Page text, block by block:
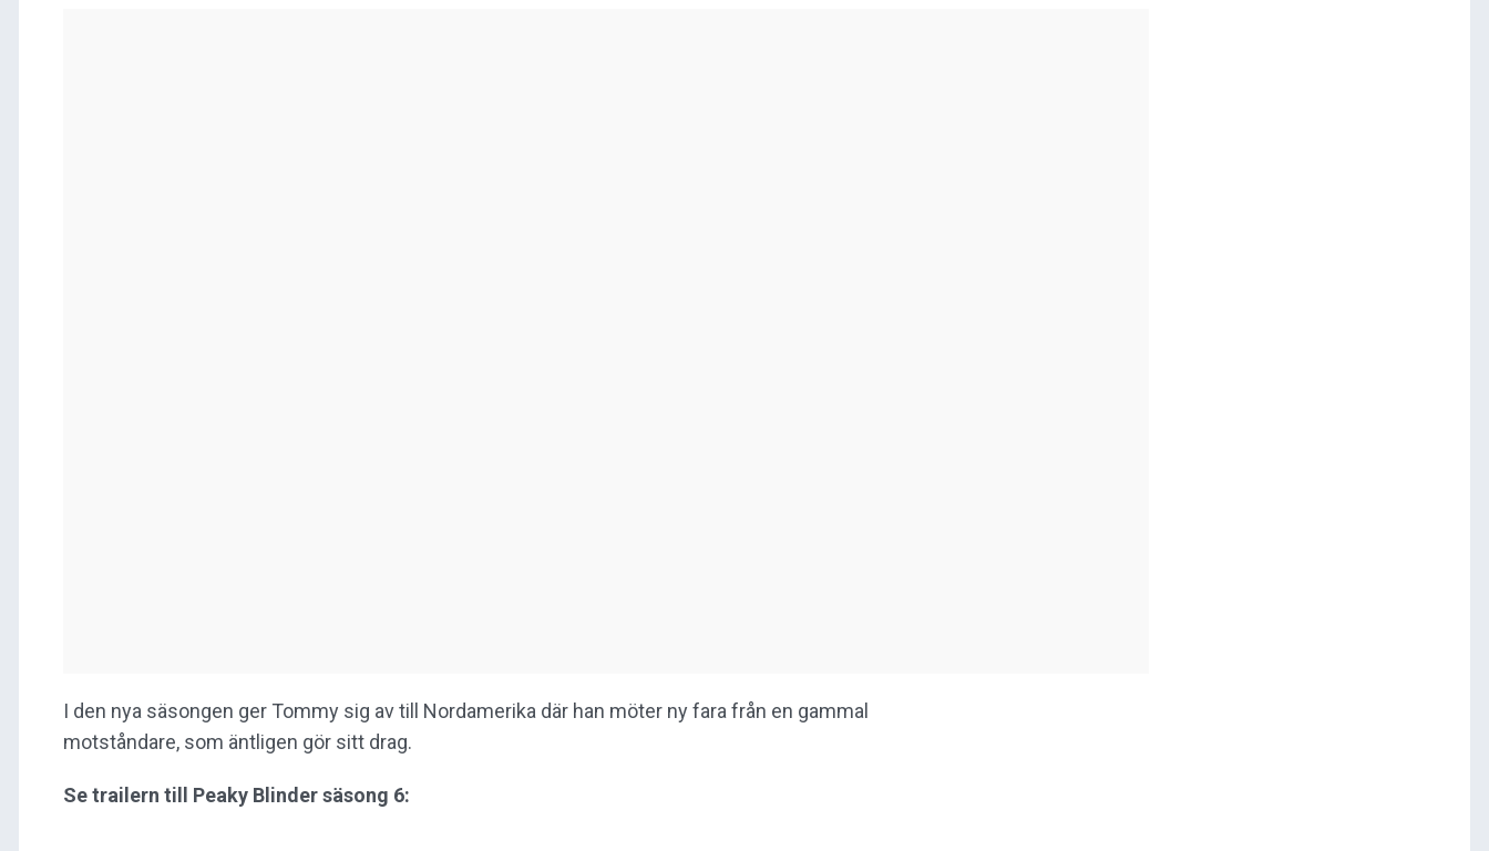
I den nya säsongen ger Tommy sig av till Nordamerika där han möter ny fara från en gammal
motståndare, som äntligen gör sitt drag.
Se trailern till Peaky Blinder säsong 6: